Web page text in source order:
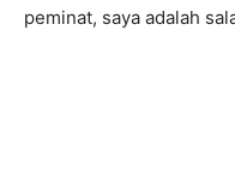
o
l
peminat, saya adalah